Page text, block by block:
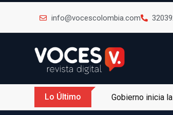
info@vocescolombia.com
Lo Último Gobierno inicia